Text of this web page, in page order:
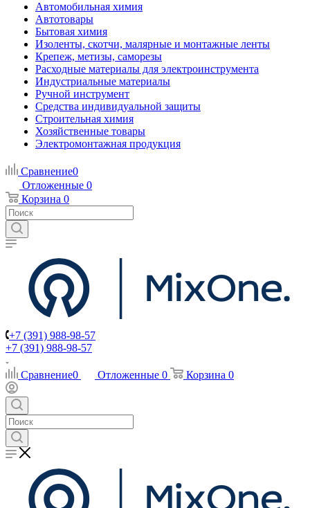
Автомобильная химия
Автотовары
Бытовая химия
Изоленты, скотчи, малярные и монтажные ленты
Крепеж, метизы, саморезы
Расходные материалы для электроинструмента
Индустриальные материалы
Ручной инструмент
Средства индивидуальной защиты
Строительная химия
Хозяйственные товары
Электромонтажная продукция
Сравнение0
Отложенные 0
Корзина 0
+7 (391) 988-98-57
+7 (391) 988-98-57
Сравнение0 Отложенные 0 Корзина 0